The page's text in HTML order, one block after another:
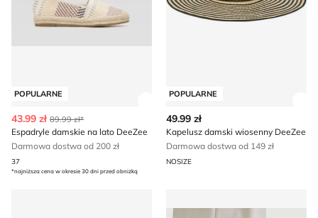
POPULARNE
43.99 zł 89.99 zł*
Espadryle damskie na lato DeeZee
Darmowa dostwa od 200 zł
37
*najniższa cena w okresie 30 dni przed obniżką
POPULARNE
49.99 zł
Kapelusz damski wiosenny DeeZee
Darmowa dostwa od 149 zł
NOSIZE